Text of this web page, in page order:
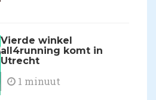
Vierde winkel
all4running komt in
Utrecht
1 minuut